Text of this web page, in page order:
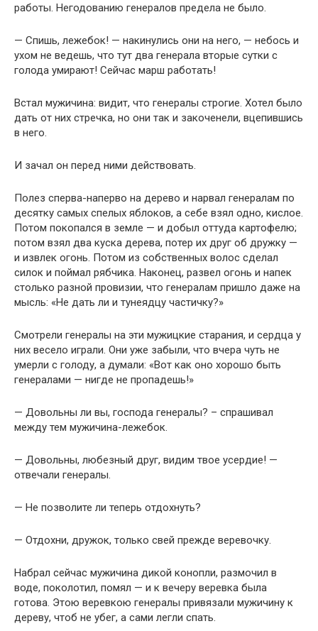
работы. Негодованию генералов предела не было.
— Спишь, лежебок! — накинулись они на него, — небось и
ухом не ведешь, что тут два генерала вторые сутки с
голода умирают! Сейчас марш работать!
Встал мужичина: видит, что генералы строгие. Хотел было
дать от них стречка, но они так и закоченели, вцепившись
в него.
И зачал он перед ними действовать.
Полез сперва-наперво на дерево и нарвал генералам по
десятку самых спелых яблоков, а себе взял одно, кислое.
Потом покопался в земле — и добыл оттуда картофелю;
потом взял два куска дерева, потер их друг об дружку —
и извлек огонь. Потом из собственных волос сделал
силок и поймал рябчика. Наконец, развел огонь и напек
столько разной провизии, что генералам пришло даже на
мысль: «Не дать ли и тунеядцу частичку?»
Смотрели генералы на эти мужицкие старания, и сердца у
них весело играли. Они уже забыли, что вчера чуть не
умерли с голоду, а думали: «Вот как оно хорошо быть
генералами — нигде не пропадешь!»
— Довольны ли вы, господа генералы? – спрашивал
между тем мужичина-лежебок.
— Довольны, любезный друг, видим твое усердие! —
отвечали генералы.
— Не позволите ли теперь отдохнуть?
— Отдохни, дружок, только свей прежде веревочку.
Набрал сейчас мужичина дикой конопли, размочил в
воде, поколотил, помял — и к вечеру веревка была
готова. Этою веревкою генералы привязали мужичину к
дереву, чтоб не убег, а сами легли спать.